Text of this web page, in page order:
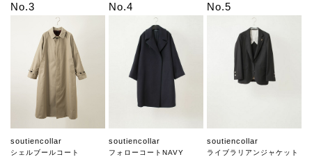
No.3
soutiencollar
シェルブールコート
No.4
soutiencollar
フォローコートNAVY
No.5
soutiencollar
ライブラリアンジャケット